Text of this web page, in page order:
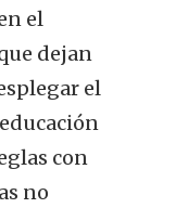
el
dejan
el
con
no